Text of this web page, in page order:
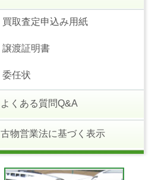
買取査定申込み用紙
譲渡証明書
委任状
よくある質問Q&A
古物営業法に基づく表示